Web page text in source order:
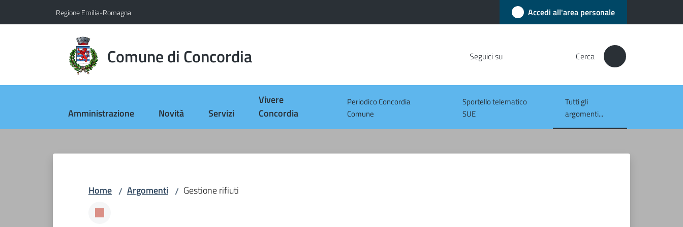
Regione Emilia-Romagna Accedi all'area personale
Comune di Concordia Seguici su Cerca
Amministrazione Novità Servizi
Vivere
Concordia
Periodico Concordia
Comune
Sportello telematico
SUE
Tutti gli
argomenti...
Menu selezionato
Home / Argomenti / Gestione rifiuti